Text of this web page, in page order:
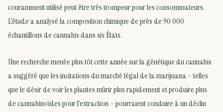
couramment utilisé peut être très trompeur pour les consommateurs.
L’étude a analysé la composition chimique de près de 90 000
échantillons de cannabis dans six États.
Une recherche menée plus tôt cette année sur la génétique du cannabis
a suggéré que les incitations du marché légal de la marijuana – telles
que le désir de voir les plantes mûrir plus rapidement et produire plus
de cannabinoïdes pour l’extraction – pourraient conduire à un déclin